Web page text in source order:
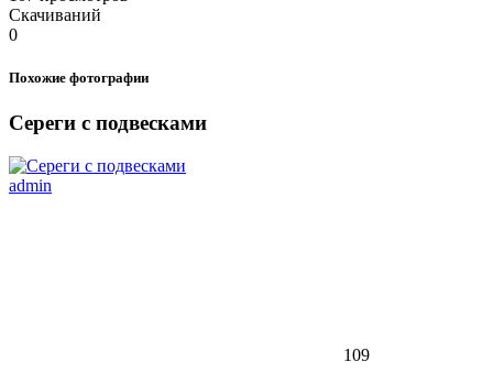
Скачиваний
0
Похожие фотографии
Сереги с подвесками
admin
109